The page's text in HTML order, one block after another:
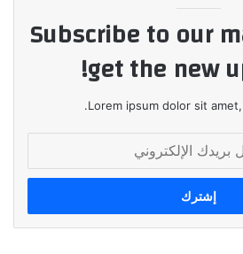
Subscribe to our
get the new
Lorem ipsum dolor sit